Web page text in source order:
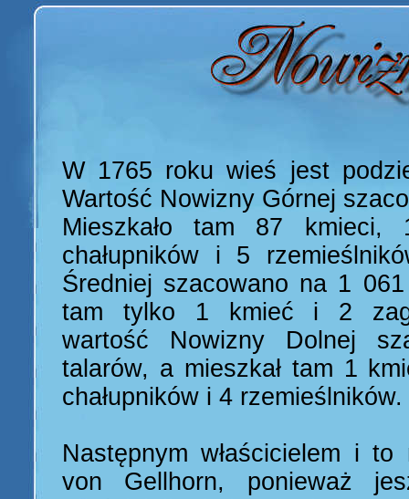
W 1765 roku wieś jest
Wartość Nowizny Górnej
Mieszkało tam 87 kmieci,
chałupników i 5
Średniej szacowano na 1
tam tylko 1 kmieć i 2
wartość Nowizny Dolnej
talarów, a mieszkał tam 1
chałupników i 4 rzemieślników.
Następnym właścicielem i to
von Gellhorn, ponieważ